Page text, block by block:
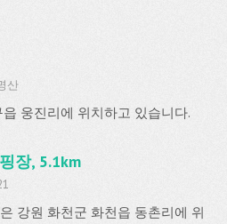
산
웅진리에 위치하고 있습니다.
장, 5.1km
강원 화천군 화천읍 동촌리에 위